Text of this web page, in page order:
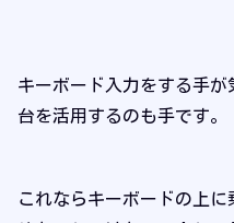
キーボード入力をする手
台を活用するのも手です。
これならキーボードの上